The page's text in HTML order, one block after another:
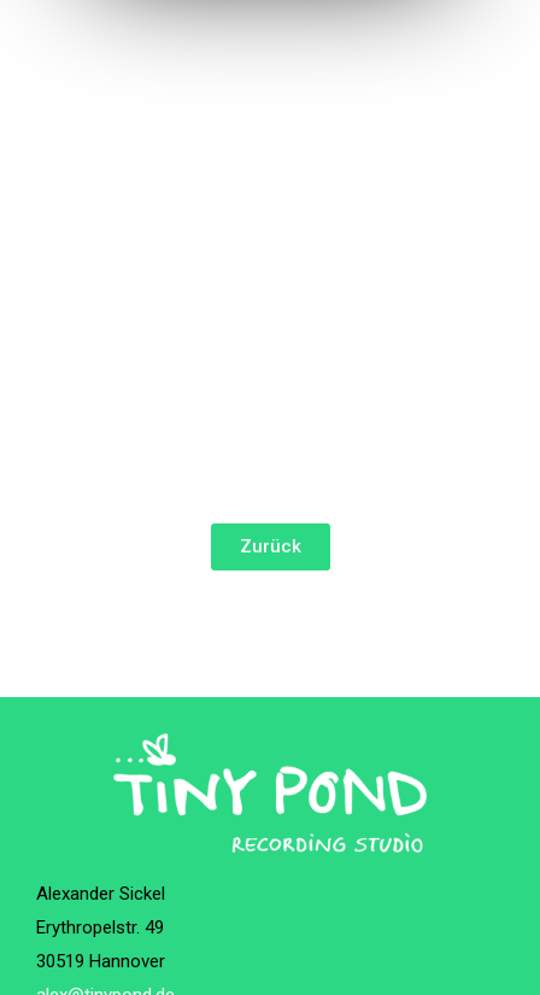
Zurück
Alexander Sickel
Erythropelstr. 49
30519 Hannover